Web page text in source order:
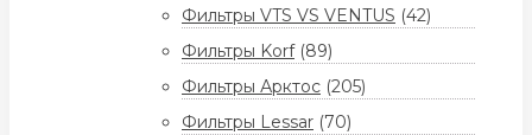
Фильтры VTS VS VENTUS (42)
Фильтры Korf (89)
Фильтры Арктос (205)
Фильтры Lessar (70)